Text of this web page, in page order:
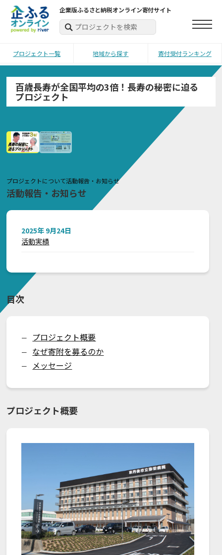
企業版ふるさと納税オンライン寄付サイト
プロジェクト一覧 地域から探す 寄付受付ランキング
百歳長寿が全国平均の3倍！長寿の秘密に迫る
プロジェクト
プロジェクトについて活動報告・お知らせ
活動報告・お知らせ
2025年 9月24日
活動実績
目次
ー プロジェクト概要
ー なぜ寄附を募るのか
ー メッセージ
プロジェクト概要